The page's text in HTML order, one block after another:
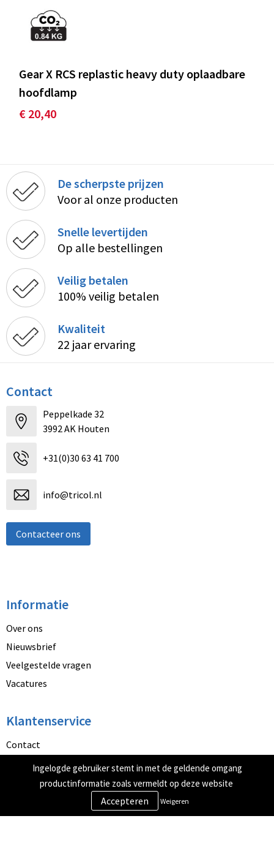
Gear X RCS replastic heavy duty oplaadbare
hoofdlamp
€ 20,40
De scherpste prijzen
Voor al onze producten
Snelle levertijden
Op alle bestellingen
Veilig betalen
100% veilig betalen
Kwaliteit
22 jaar ervaring
Contact
Peppelkade 32
3992 AK Houten
+31(0)30 63 41 700
info@tricol.nl
Contacteer ons
Informatie
Over ons
Nieuwsbrief
Veelgestelde vragen
Vacatures
Klantenservice
Contact
Betaalmethoden
Retourneren
Veilig winkelen
Ingelogde gebruiker stemt in met de geldende omgang
productinformatie zoals vermeldt op deze website
Weigeren